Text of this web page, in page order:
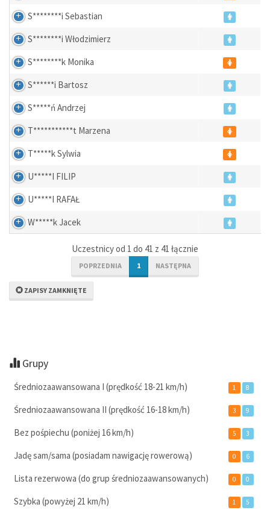
S********i Sebastian
S********i Włodzimierz
S********k Monika
S******i Bartosz
S*****ń Andrzej
T***********t Marzena
T*****k Sylwia
U*****I FILIP
U*****I RAFAŁ
W*****k Jacek
Uczestnicy od 1 do 41 z 41 łącznie
POPRZEDNIA 1 NASTĘPNA
ZAPISY ZAMKNIĘTE
Grupy
Średniozaawansowana I (prędkość 18-21 km/h) 1 8
Średniozaawansowana II (prędkość 16-18 km/h) 3 9
Bez pośpiechu (poniżej 16 km/h) 5 3
Jadę sam/sama (posiadam nawigację rowerową) 0 6
Lista rezerwowa (do grup średniozaawansowanych) 0 0
Szybka (powyżej 21 km/h) 1 5